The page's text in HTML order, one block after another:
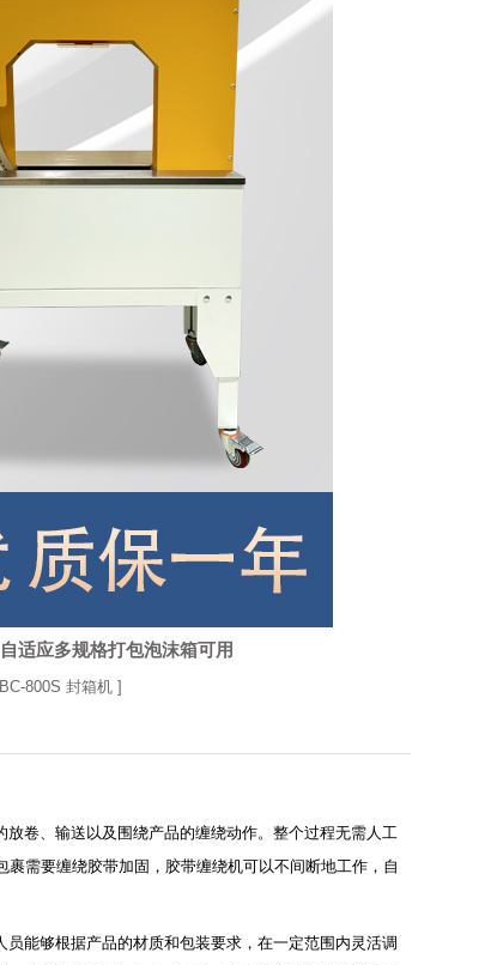
适应多规格打包泡沫箱可用
800S 封箱机 ]
卷、输送以及围绕产品的缠绕动作。整个过程无需人工
需要缠绕胶带加固，胶带缠绕机可以不间断地工作，自
能够根据产品的材质和包装要求，在一定范围内灵活调